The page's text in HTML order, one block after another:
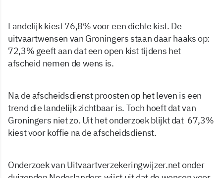
Landelijk kiest 76,8% voor een dichte kist. De
uitvaartwensen van Groningers staan daar haaks op:
72,3% geeft aan dat een open kist tijdens het
afscheid nemen de wens is.
Na de afscheidsdienst proosten op het leven is een
trend die landelijk zichtbaar is. Toch hoeft dat van
Groningers niet zo. Uit het onderzoek blijkt dat 67,3%
kiest voor koffie na de afscheidsdienst.
Onderzoek van Uitvaartverzekeringwijzer.net onder